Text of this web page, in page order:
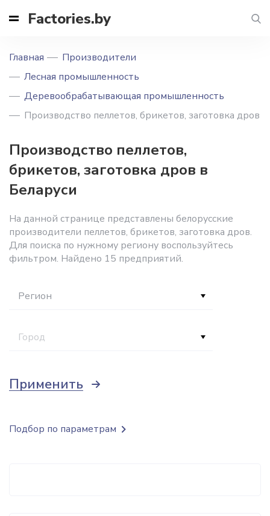
Factories.by
Главная
Производители
Лесная промышленность
Деревообрабатывающая промышленность
Производство пеллетов, брикетов, заготовка дров
Производство пеллетов,
брикетов, заготовка дров в
Беларуси
На данной странице представлены белорусские
производители пеллетов, брикетов, заготовка дров.
Для поиска по нужному региону воспользуйтесь
фильтром. Найдено 15 предприятий.
Регион
Город
Применить
Подбор по параметрам